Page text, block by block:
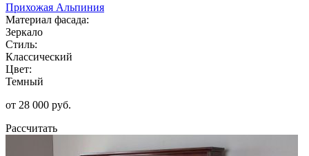
Прихожая Альпиния
Материал фасада:
Зеркало
Стиль:
Классический
Цвет:
Темный
от 28 000 руб.
Рассчитать